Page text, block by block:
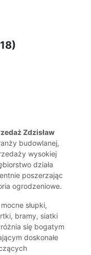
Zdzisław
budowlanej,
wysokiej
działa
poszerzając
ogrodzeniowe.
słupki,
bramy, siatki
się bogatym
doskonałe